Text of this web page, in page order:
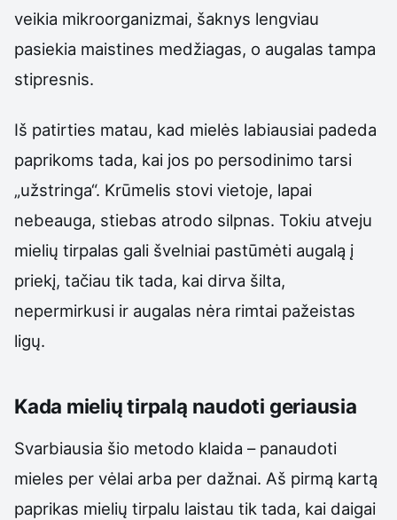
veikia mikroorganizmai, šaknys lengviau
pasiekia maistines medžiagas, o augalas tampa
stipresnis.
Iš patirties matau, kad mielės labiausiai padeda
paprikoms tada, kai jos po persodinimo tarsi
„užstringa“. Krūmelis stovi vietoje, lapai
nebeauga, stiebas atrodo silpnas. Tokiu atveju
mielių tirpalas gali švelniai pastūmėti augalą į
priekį, tačiau tik tada, kai dirva šilta,
nepermirkusi ir augalas nėra rimtai pažeistas
ligų.
Kada mielių tirpalą naudoti geriausia
Svarbiausia šio metodo klaida – panaudoti
mieles per vėlai arba per dažnai. Aš pirmą kartą
paprikas mielių tirpalu laistau tik tada, kai daigai